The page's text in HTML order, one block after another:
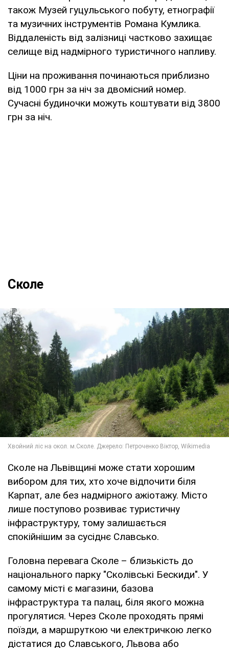
також Музей гуцульського побуту, етнографії
та музичних інструментів Романа Кумлика.
Віддаленість від залізниці частково захищає
селище від надмірного туристичного напливу.
Ціни на проживання починаються приблизно
від 1000 грн за ніч за двомісний номер.
Сучасні будиночки можуть коштувати від 3800
грн за ніч.
Сколе
Сколе на Львівщині може стати хорошим
вибором для тих, хто хоче відпочити біля
Карпат, але без надмірного ажіотажу. Місто
лише поступово розвиває туристичну
інфраструктуру, тому залишається
спокійнішим за сусіднє Славсько.
Головна перевага Сколе – близькість до
національного парку "Сколівські Бескиди". У
самому місті є магазини, базова
інфраструктура та палац, біля якого можна
прогулятися. Через Сколе проходять прямі
поїзди, а маршруткою чи електричкою легко
дістатися до Славського, Львова або